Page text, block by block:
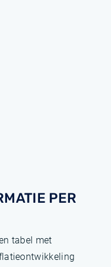
PER
tabel met